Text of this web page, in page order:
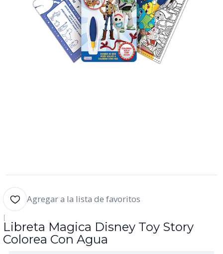
Agregar a la lista de favoritos
|
Libreta Magica Disney Toy Story
Colorea Con Agua